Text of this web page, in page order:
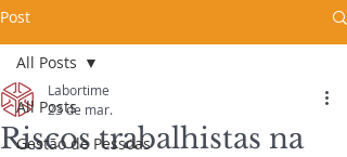
Post
All Posts
Gestão de Pessoas
All Posts
Riscos trabalhistas na
Labortime
23 de mar.